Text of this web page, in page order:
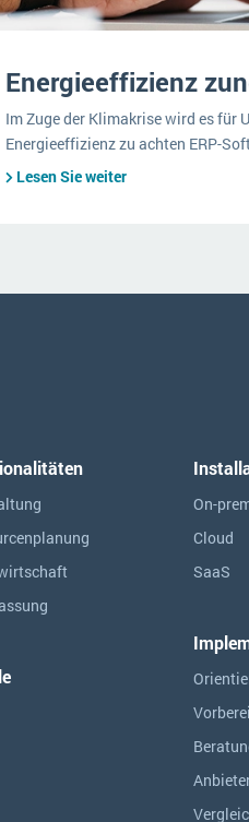
Energieeffizienz
Im Zuge der Klimakrise wird es für
Energieeffizienz zu achten ERP-
Lesen Sie weiter
On-
Cloud
SaaS